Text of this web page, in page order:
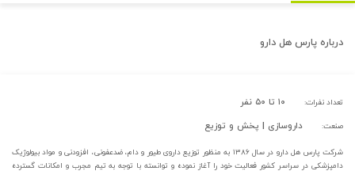
درباره پارس هل دارو
تعداد نفرات: ۱۰ تا ۵۰ نفر
صنعت: داروسازی | پخش و توزیع
شرکت پارس هل دارو در سال ۱۳۸۶ به منظور توزیع داروی طیور و دام، ضدعفونی، افزودنی و مواد بیولوژیک
دامپزشکی در سراسر کشور فعالیت خود را آغاز نموده و توانسته با توجه به تیم مجرب و امکانات گسترده